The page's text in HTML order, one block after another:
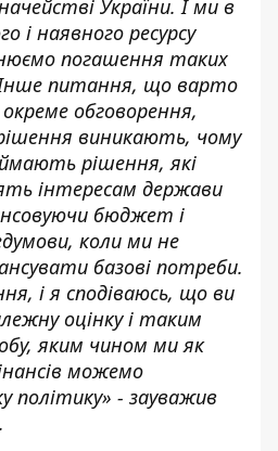
України. І ми в
і наявного ресурсу
погашення таких
Інше питання, що варто
обговорення,
виникають, чому
рішення, які
інтересам держави
бюджет і
коли ми не
базові потреби.
і я сподіваюсь, що ви
оцінку і таким
яким чином ми як
можемо
політику» - зауважив